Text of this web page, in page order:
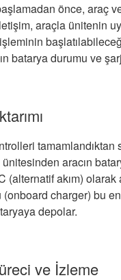
önce, araç
araçla ünitenin
batarya durumu ve
tamamlandıktan
aracın
(alternatif akım) olarak
charger) bu
depolar.
ve İzleme